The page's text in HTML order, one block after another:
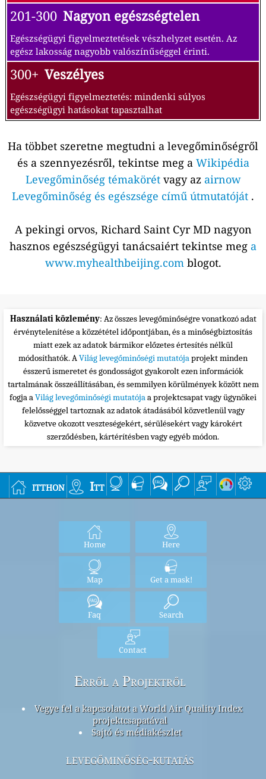
201-300 Nagyon egészségtelen
Egészségügyi figyelmeztetések vészhelyzet esetén. Az
egész lakosság nagyobb valószínűséggel érinti.
300+ Veszélyes
Egészségügyi figyelmeztetés: mindenki súlyos
egészségügyi hatásokat tapasztalhat
Ha többet szeretne megtudni a levegőminőségről
és a szennyezésről, tekintse meg a Wikipédia
Levegőminőség témakörétvagy az airnow
Levegőminőség és egészsége című útmutatóját .
A pekingi orvos, Richard Saint Cyr MD nagyon
hasznos egészségügyi tanácsaiért tekintse meg a
www.myhealthbeijing.comblogot.
Használati közlemény: Az összes levegőminőségre vonatkozó adat
érvénytelenítése a közzététel időpontjában, és a minőségbiztosítás
miatt ezek az adatok bármikor előzetes értesítés nélkül
módosíthatók. AVilág levegőminőségi mutatójaprojekt minden
ésszerű ismeretet és gondosságot gyakorolt ezen információk
tartalmának összeállításában, és semmilyen körülmények között nem
fogja aVilág levegőminőségi mutatójaa projektcsapat vagy ügynökei
felelősséggel tartoznak az adatok átadásából közvetlenül vagy
közvetve okozott veszteségekért, sérülésekért vagy károkért
szerződésben, kártérítésben vagy egyéb módon.
itthon Itt
Home Here
Map Get a mask!
Faq Search
Contact
Erről a Projektről
Vegye fel a kapcsolatot a World Air Quality Index
projektcsapatával
Sajtó és médiakészlet
levegőminőség-kutatás